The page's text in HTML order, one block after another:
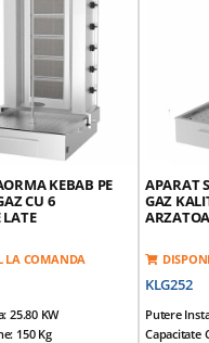
In Partea
Ajustabila Pe
45 Kg
Aripioare Si Tava
Tava
Greutate
*Accesorii
KEBAB PE
CU 6
LA COMANDA
25.80 KW
150 Kg
APARAT
GAZ
KLG252
Putere
Capacitate